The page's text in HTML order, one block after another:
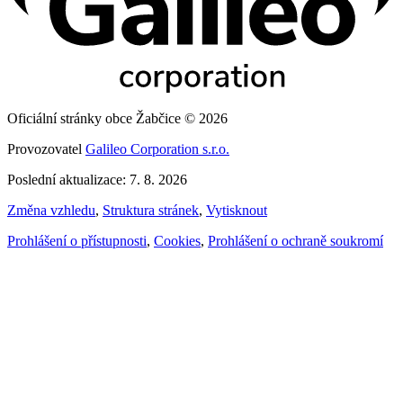
Oficiální stránky obce Žabčice © 2026
Provozovatel Galileo Corporation s.r.o.
Poslední aktualizace: 7. 8. 2026
Změna vzhledu, Struktura stránek, Vytisknout
Prohlášení o přístupnosti, Cookies, Prohlášení o ochraně soukromí